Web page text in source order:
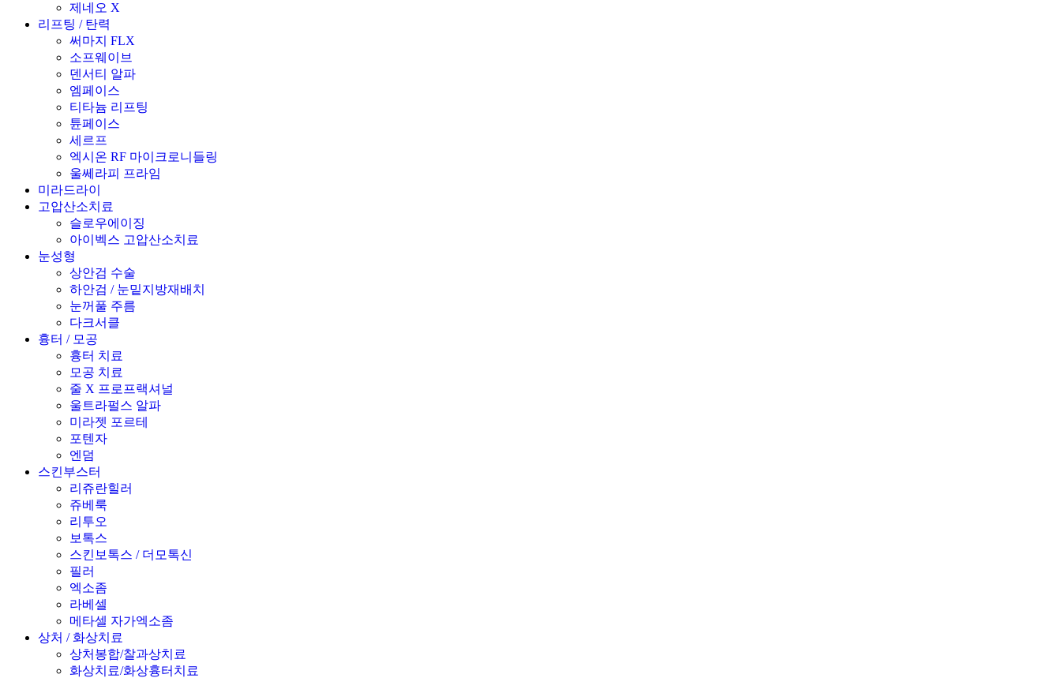
제네오 X
리프팅 / 탄력
써마지 FLX
소프웨이브
덴서티 알파
엠페이스
티타늄 리프팅
튠페이스
세르프
엑시온 RF 마이크로니들링
울쎄라피 프라임
미라드라이
고압산소치료
슬로우에이징
아이벡스 고압산소치료
눈성형
상안검 수술
하안검 / 눈밑지방재배치
눈꺼풀 주름
다크서클
흉터 / 모공
흉터 치료
모공 치료
줄 X 프로프랙셔널
울트라펄스 알파
미라젯 포르테
포텐자
엔덤
스킨부스터
리쥬란힐러
쥬베룩
리투오
보톡스
스킨보톡스 / 더모톡신
필러
엑소좀
라베셀
메타셀 자가엑소좀
상처 / 화상치료
상처봉합/찰과상치료
화상치료/화상흉터치료